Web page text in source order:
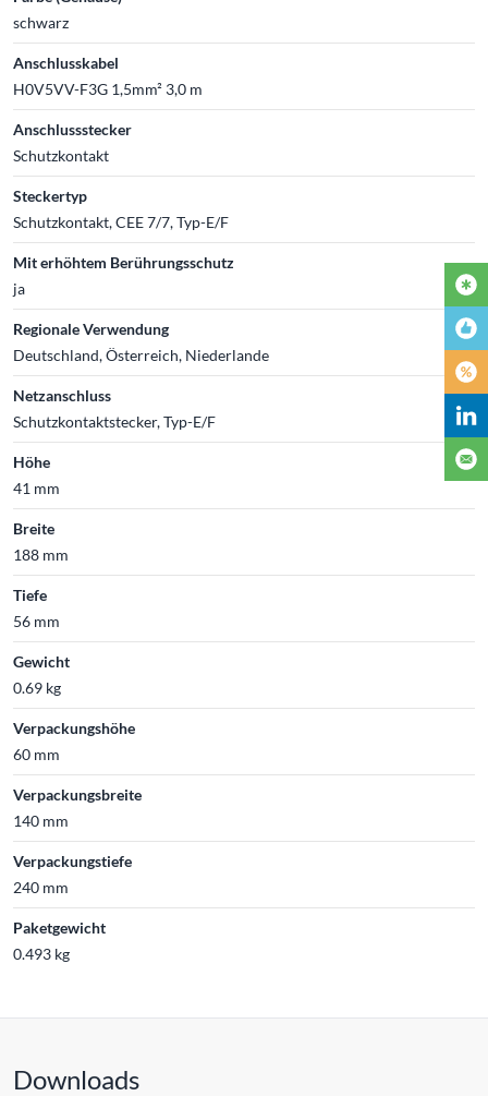
schwarz
Anschlusskabel
H0V5VV-F3G 1,5mm² 3,0 m
Anschlussstecker
Schutzkontakt
Steckertyp
Schutzkontakt, CEE 7/7, Typ-E/F
Mit erhöhtem Berührungsschutz
ja
Regionale Verwendung
Deutschland, Österreich, Niederlande
Netzanschluss
Schutzkontaktstecker, Typ-E/F
Höhe
41 mm
Breite
188 mm
Tiefe
56 mm
Gewicht
0.69 kg
Verpackungshöhe
60 mm
Verpackungsbreite
140 mm
Verpackungstiefe
240 mm
Paketgewicht
0.493 kg
Downloads